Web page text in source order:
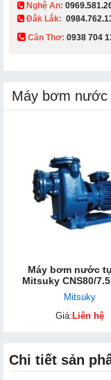
Nghệ An:
Đắk Lắk:
Cần Thơ: 0938 704
Máy bơm nước
Máy bơm nước
Mitsuky CNS80/
Mitsuky
Giá: Liên hệ
Chi tiết sản